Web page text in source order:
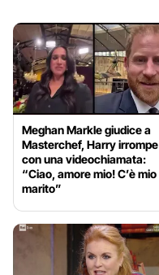
Meghan Markle giudice a
Masterchef, Harry irrompe
con una videochiamata:
“Ciao, amore mio! C’è mio
marito”